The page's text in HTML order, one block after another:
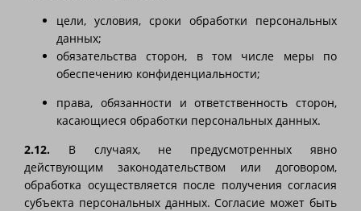
цели, условия, сроки обработки персональных
данных;
обязательства сторон, в том числе меры по
обеспечению конфиденциальности;
права, обязанности и ответственность сторон,
касающиеся обработки персональных данных.
2.12. В случаях, не предусмотренных явно
действующим законодательством или договором,
обработка осуществляется после получения согласия
субъекта персональных данных. Согласие может быть